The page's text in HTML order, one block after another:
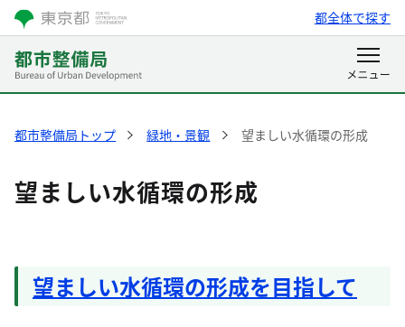
都全体で探す
都市整備局トップ 緑地・景観 望ましい水循環の形成
望ましい水循環の形成
望ましい水循環の形成を目指して